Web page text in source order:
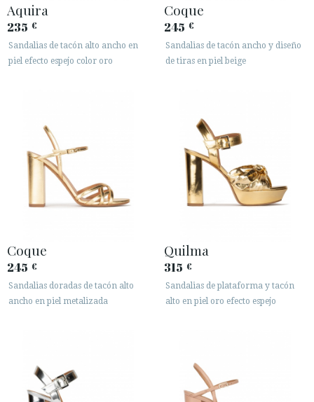
Aquira
235 €
Sandalias de tacón alto ancho en
piel efecto espejo color oro
Coque
245 €
Sandalias de tacón ancho y diseño
de tiras en piel beige
Coque
245 €
Sandalias doradas de tacón alto
ancho en piel metalizada
Quilma
315 €
Sandalias de plataforma y tacón
alto en piel oro efecto espejo